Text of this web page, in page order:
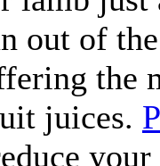
out of
the
juices.
your